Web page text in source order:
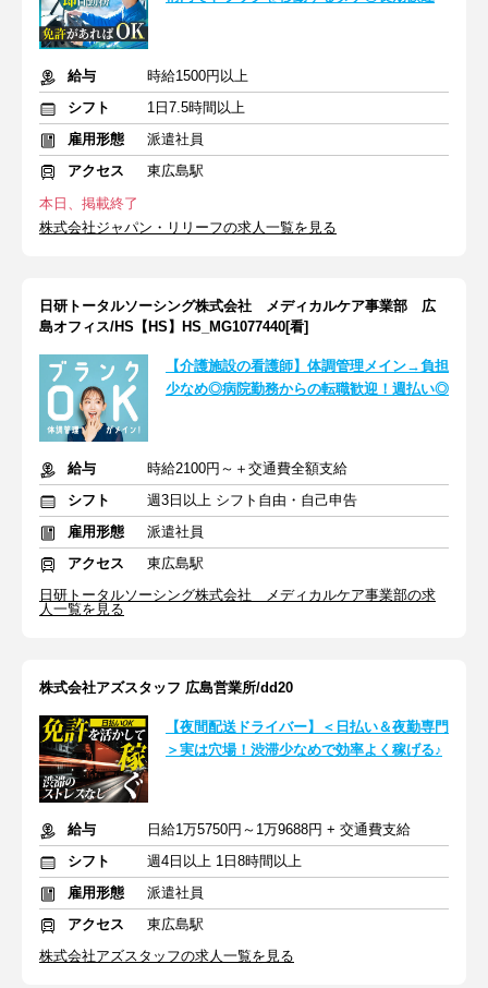
給与
時給1500円以上
シフト
1日7.5時間以上
雇用形態
派遣社員
アクセス
東広島駅
本日、掲載終了
株式会社ジャパン・リリーフの求人一覧を見る
日研トータルソーシング株式会社 メディカルケア事業部 広
島オフィス/HS【HS】HS_MG1077440[看]
【介護施設の看護師】体調管理メイン→負担
少なめ◎病院勤務からの転職歓迎！週払い◎
給与
時給2100円～＋交通費全額支給
シフト
週3日以上 シフト自由・自己申告
雇用形態
派遣社員
アクセス
東広島駅
日研トータルソーシング株式会社 メディカルケア事業部の求
人一覧を見る
株式会社アズスタッフ 広島営業所/dd20
【夜間配送ドライバー】＜日払い＆夜勤専門
＞実は穴場！渋滞少なめで効率よく稼げる♪
給与
日給1万5750円～1万9688円 + 交通費支給
シフト
週4日以上 1日8時間以上
雇用形態
派遣社員
アクセス
東広島駅
株式会社アズスタッフの求人一覧を見る